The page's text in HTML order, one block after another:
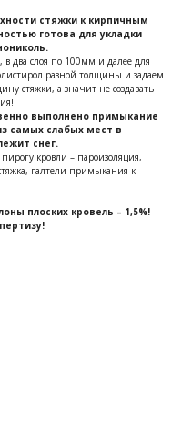
стяжки к кирпичным
готова для укладки
два слоя по 100мм и далее для
разной толщины и задаем
стяжки, а значит не создавать
выполнено примыкание
самых слабых мест в
снег.
кровли – пароизоляция,
галтели примыкания к
плоских кровель – 1,5%!